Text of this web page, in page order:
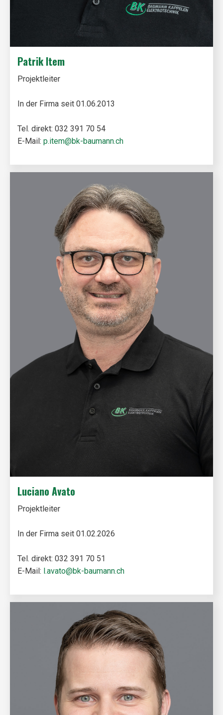
Patrik Item
Projektleiter
In der Firma seit 01.06.2013
Tel. direkt: 032 391 70 54
E-Mail: p.item@bk-baumann.ch
Luciano Avato
Projektleiter
In der Firma seit 01.02.2026
Tel. direkt: 032 391 70 51
E-Mail: l.avato@bk-baumann.ch